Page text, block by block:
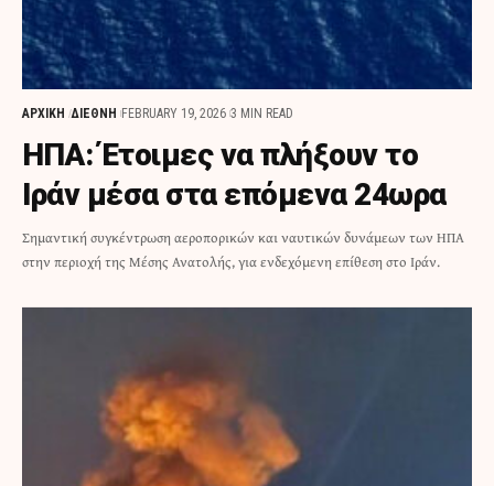
ΑΡΧΙΚΗ ΔΙΕΘΝΗ FEBRUARY 19, 2026 3 MIN READ
ΗΠΑ: Έτοιμες να πλήξουν το
Ιράν μέσα στα επόμενα 24ωρα
Σημαντική συγκέντρωση αεροπορικών και ναυτικών δυνάμεων των ΗΠΑ
στην περιοχή της Μέσης Ανατολής, για ενδεχόμενη επίθεση στο Ιράν.